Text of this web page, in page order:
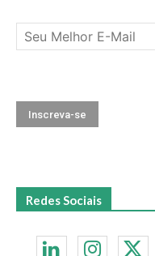
Redes Sociais